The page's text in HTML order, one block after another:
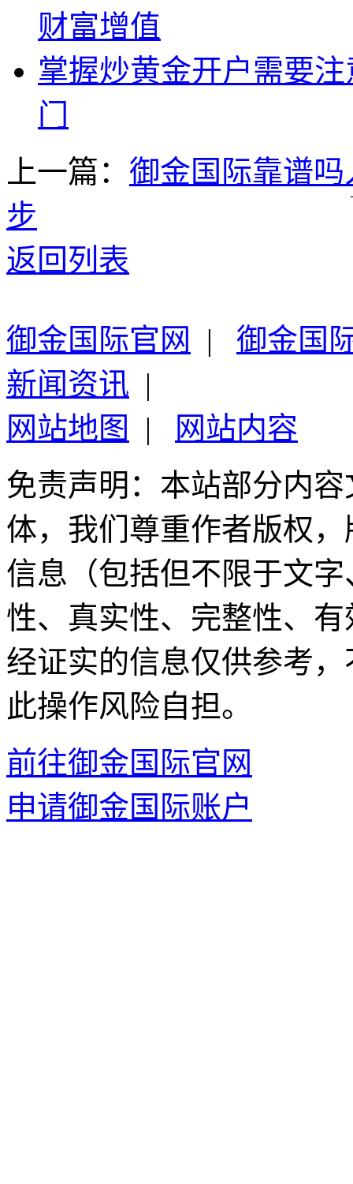
财富增值
掌握炒黄金开户需要
门
上一篇： 御金国际靠谱
步
返回列表
御金国际官网 | 御金国
新闻资讯 |
网站地图
|
网站内容
免责声明：本站部分内
体，我们尊重作者版权
信息（包括但不限于文
性、真实性、完整性、
经证实的信息仅供参考
此操作风险自担。
前往御金国际官网
申请御金国际账户